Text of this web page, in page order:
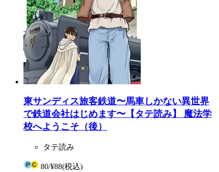
東サンディス旅客鉄道〜馬車しかない異世界
で鉄道会社はじめます〜【タテ読み】 魔法学
校へようこそ（後）
タテ読み
80/¥88(税込)